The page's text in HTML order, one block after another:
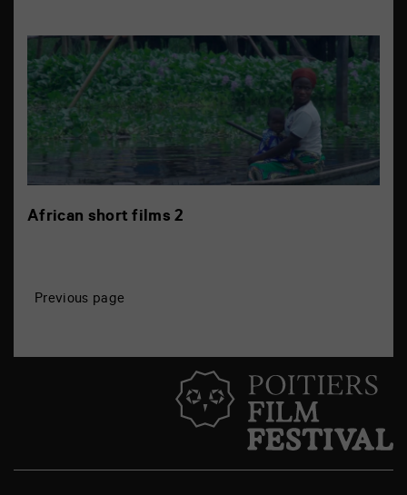
African short films 2
P
Previous page